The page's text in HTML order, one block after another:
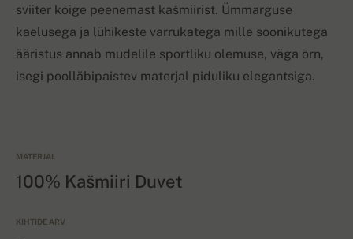
sviiter kõige peenemast kašmiirist. Ümmarguse
kaelusega ja lühikeste varrukatega mille soonikutega
ääristus annab mudelile sportliku olemuse, väga õrn,
isegi poolläbipaistev materjal piduliku elegantsiga.
MATERJAL
100% Kašmiiri Duvet
KIHTIDE ARV